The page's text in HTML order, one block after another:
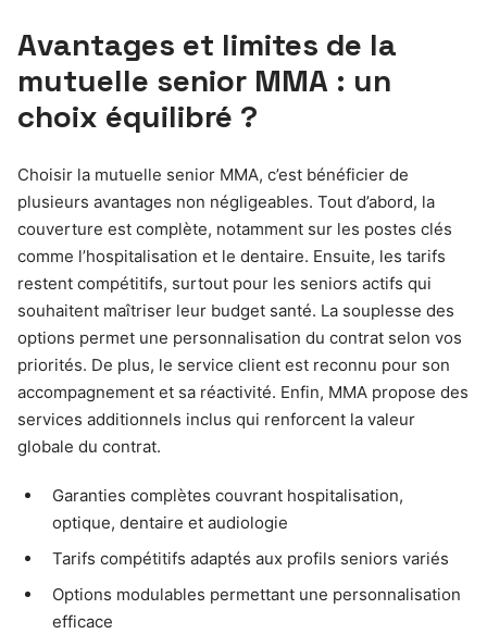
Avantages et limites de la
mutuelle senior MMA : un
choix équilibré ?
Choisir la mutuelle senior MMA, c’est bénéficier de
plusieurs avantages non négligeables. Tout d’abord, la
couverture est complète, notamment sur les postes clés
comme l’hospitalisation et le dentaire. Ensuite, les tarifs
restent compétitifs, surtout pour les seniors actifs qui
souhaitent maîtriser leur budget santé. La souplesse des
options permet une personnalisation du contrat selon vos
priorités. De plus, le service client est reconnu pour son
accompagnement et sa réactivité. Enfin, MMA propose des
services additionnels inclus qui renforcent la valeur
globale du contrat.
Garanties complètes couvrant hospitalisation,
optique, dentaire et audiologie
Tarifs compétitifs adaptés aux profils seniors variés
Options modulables permettant une personnalisation
efficace